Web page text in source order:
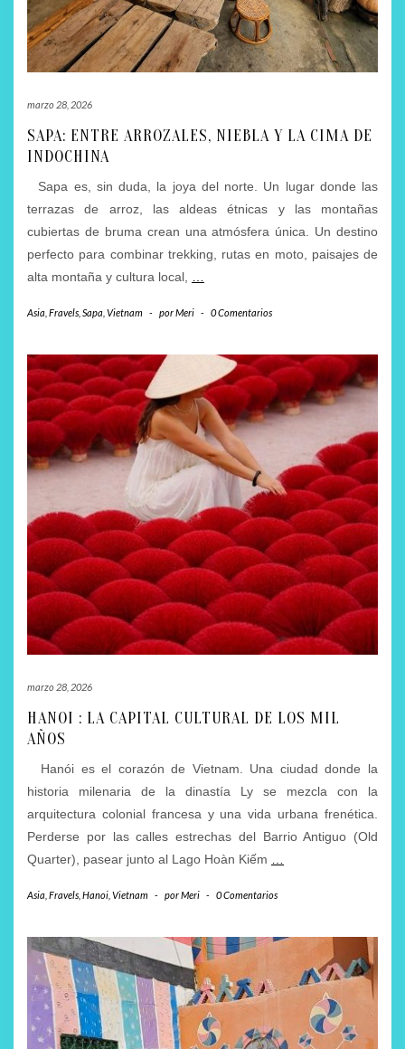
marzo 28, 2026
SAPA: ENTRE ARROZALES, NIEBLA Y LA CIMA DE
INDOCHINA
Sapa es, sin duda, la joya del norte. Un lugar donde las
terrazas de arroz, las aldeas étnicas y las montañas
cubiertas de bruma crean una atmósfera única. Un destino
perfecto para combinar trekking, rutas en moto, paisajes de
alta montaña y cultura local,
Asia Fravels Sapa Vietnam - porMeri - 0 Comentarios
marzo 28, 2026
HANOI : LA CAPITAL CULTURAL DE LOS MIL
AÑOS
Hanói es el corazón de Vietnam. Una ciudad donde la
historia milenaria de la dinastía Ly se mezcla con la
arquitectura colonial francesa y una vida urbana frenética.
Perderse por las calles estrechas del Barrio Antiguo (Old
Quarter), pasear junto al Lago Hoàn Kiếm
Asia Fravels Hanoi Vietnam - porMeri - 0 Comentarios